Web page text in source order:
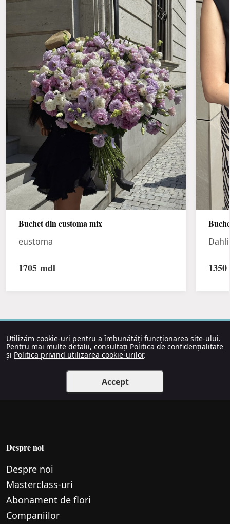
Buchet din eustoma mix
eustoma
1705 mdl 1350
Utilizăm cookie-uri pentru a îmbunătăți funcționarea site-ului.
Pentru mai multe detalii, consultați Politica de confidențialitate
și Politica privind utilizarea cookie-urilor.
Accept
Despre noi
Despre noi
Маsterclass-uri
Abonament de flori
Companiilor